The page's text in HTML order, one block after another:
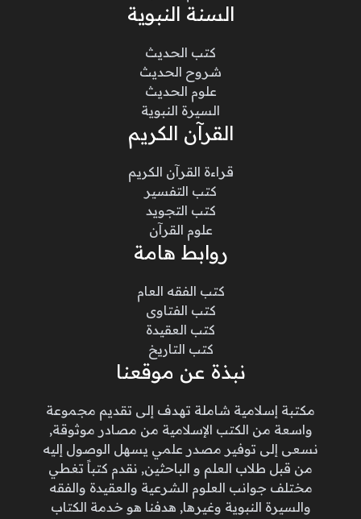
السنة النبوية
كتب الحديث
شروح الحديث
علوم الحديث
السيرة النبوية
القرآن الكريم
قراءة القرآن الكريم
كتب التفسير
كتب التجويد
علوم القرآن
روابط هامة
كتب الفقه العام
كتب الفتاوى
كتب العقيدة
كتب التاريخ
نبذة عن موقعنا
مكتبة إسلامية شاملة تهدف إلى تقديم مجموعة
واسعة من الكتب الإسلامية من مصادر موثوقة,
نسعى إلى توفير مصدر علمي يسهل الوصول إليه
من قبل طلاب العلم و الباحثين, نقدم كتباً تغطي
مختلف جوانب العلوم الشرعية والعقيدة والفقه
والسيرة النبوية وغيرها, هدفنا هو خدمة الكتاب